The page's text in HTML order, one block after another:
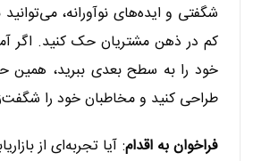
شگفتی و ایده‌های نوآورانه، می‌توانید
کم در ذهن مشتریان حک کنید. اگر
خود را به سطح بعدی ببرید، همین
طراحی کنید و مخاطبان خود را
فراخوان به اقدام: آیا تجربه‌ای از